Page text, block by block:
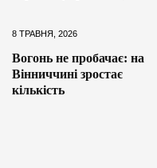
8 ТРАВНЯ, 2026
Вогонь не пробачає: на
Вінниччині зростає
кількість